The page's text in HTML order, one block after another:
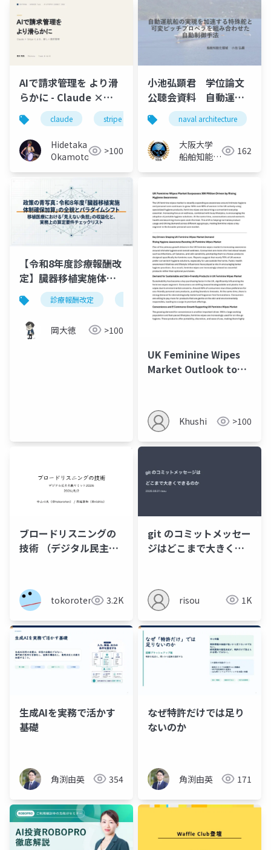
AIで請求管理を より滑
らかに - Claude ×
Stripe による、新しい
請求管理
claude stripe
Hidetaka
Okamoto
>100
小池弘顕君 学位論文
公聴会資料 自動運航
船の実現を加速する特
殊舵と可変ピッチプロ
ペラを組み合わせた自
動制御手法
naval architecture
大阪大学
船舶知能化
162
【令和8年度診療報酬改
定】臓器移植実施体制
確保加算の全体像｜所
定点数400％の新加算を
7枚で解説
診療報酬改定 臓器移植 令和8年度診療報酬改定
岡大徳 >100
UK Feminine Wipes
Market Outlook to
Khushi >100
ブロードリスニングの
技術 （デジタル民主主
tokoroten 3.2K
git のコミットメッセー
ジはどこまで大きくで
risou 1K
生成AIを実務で活かす
基礎
角渕由英 354
なぜ特許だけでは足り
ないのか
角渕由英 171